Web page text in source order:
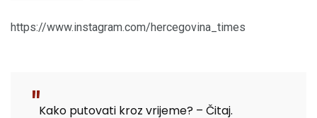
https://www.instagram.com/hercegovina_times
Kako putovati kroz vrijeme? – Čitaj.